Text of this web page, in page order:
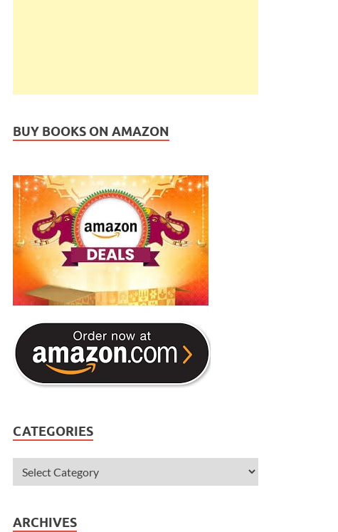
BUY BOOKS ON AMAZON
CATEGORIES
ARCHIVES